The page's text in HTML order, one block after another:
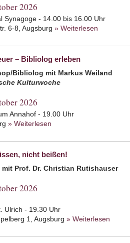
2026
Synagoge - 14.00 bis 16.00 Uhr
6-8, Augsburg » Weiterlesen
– Bibliolog erleben
Bibliolog mit Markus Weiland
Kulturwoche
2026
Annahof - 19.00 Uhr
» Weiterlesen
nicht beißen!
mit Prof. Dr. Christian Rutishauser
2026
Ulrich - 19.30 Uhr
1, Augsburg » Weiterlesen